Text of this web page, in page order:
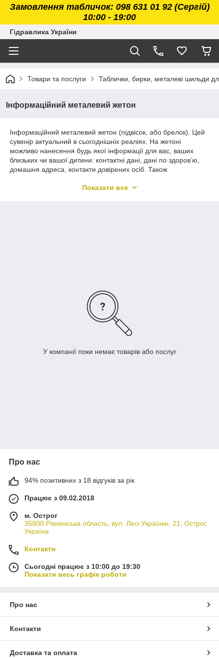
Замовлення табличок: 098 631 01 92 (Сергій)
10:00 - 19:00
Гідравлика України
Товари та послуги Таблички, бирки, металеві шильди
Інформаційний металевий жетон
Інформаційний металевий жетон (підвісок, або брелок). Цей
сувенір актуальний в сьогоднішніх реаліях. На жетоні
можливо нанесення будь якої інформації для вас, ваших
близьких чи вашої дитини: контактні дані, дані по здоров’ю,
домашня адреса, контакти довірених осіб. Також
домашнього улюбленця, який в разі загубленості допоможе
Показати все
У компанії поки немає товарів або послуг
Про нас
94% позитивних з 18 відгуків за рік
Працює з 09.02.2018
м. Острог
35800 Рівненська область, вул. Лесі Українки, 21, Острог,
Україна
Контакти
Сьогодні працює з 10:00 до 19:30
Показати весь графік роботи
Про нас
Контакти
Доставка та оплата